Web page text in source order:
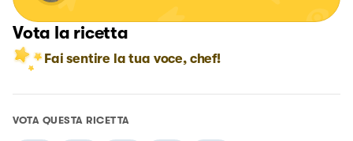
Vota la ricetta
Fai sentire la tua voce, chef!
VOTA QUESTA RICETTA